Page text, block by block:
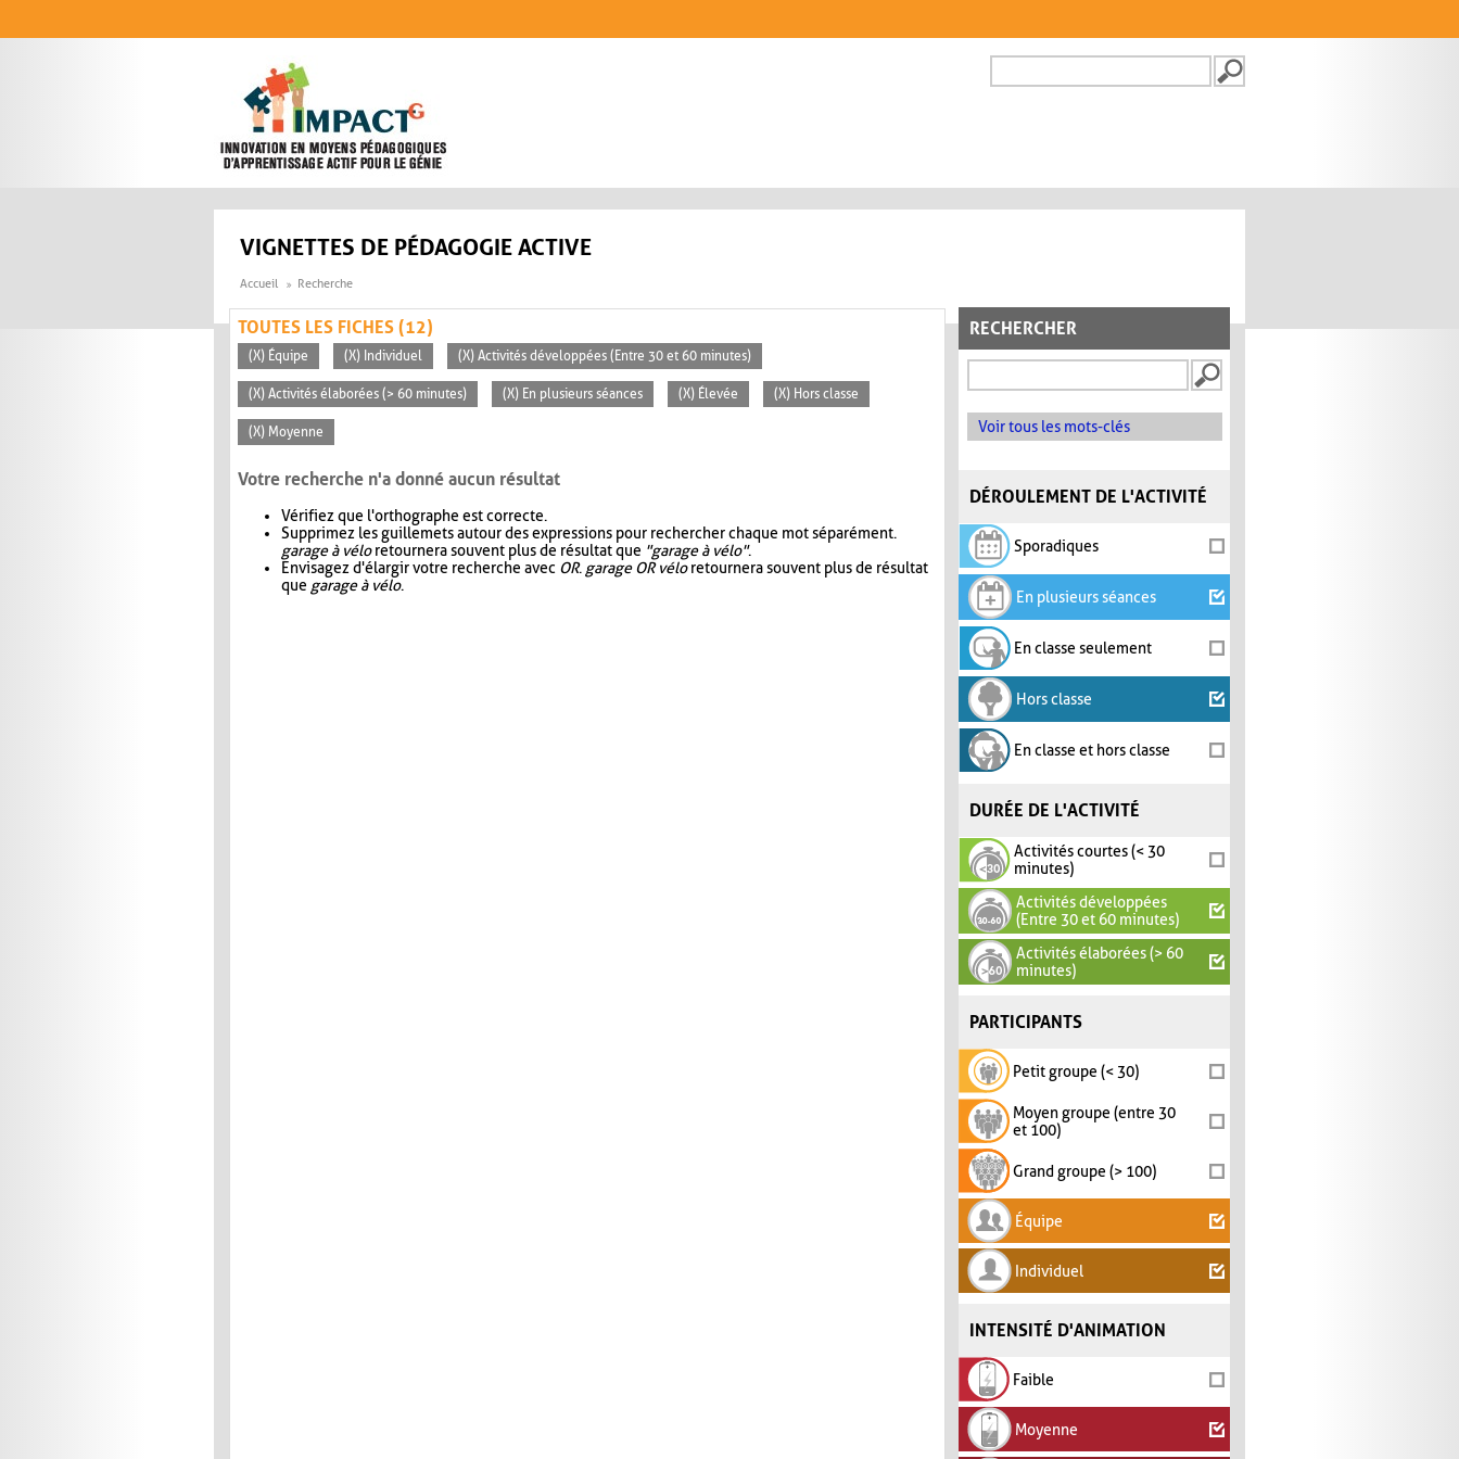
FORMULAIRE DE
VIGNETTES DE PÉDAGOGIE ACTIVE
Accueil Recherche
RECHERCHER
Voir tous les mots-clés
DÉROULEMENT DE L'ACTIVITÉ
Sporadiques
En plusieurs séances
En classe seulement
Hors classe
En classe et hors classe
DURÉE DE L'ACTIVITÉ
Activités courtes (< 30
minutes)
Activités développées
(Entre 30 et 60 minutes)
Activités élaborées (> 60
minutes)
PARTICIPANTS
Petit groupe (< 30)
Moyen groupe (entre 30
et 100)
Grand groupe (> 100)
Équipe
Individuel
INTENSITÉ D'ANIMATION
Faible
Moyenne
TOUTES LES FICHES (12)
(X) Équipe (X) Individuel (X) Activités développées (Entre 30 et 60 minutes)
(X) Activités élaborées (> 60 minutes) (X) En plusieurs séances (X) Élevée (X) Hors classe
(X) Moyenne
Votre recherche n'a donné aucun résultat
Vérifiez que l'orthographe est correcte.
Supprimez les guillemets autour des expressions pour rechercher chaque mot séparément.
garage à véloretournera souvent plus de résultat que "garage à vélo".
Envisagez d'élargir votre recherche avec OR. garage OR véloretournera souvent plus de résultat
que garage à vélo.